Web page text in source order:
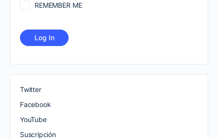
REMEMBER ME
Twitter
Facebook
YouTube
Suscripción